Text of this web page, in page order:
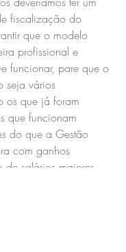
fiscalização do
que o modelo
profissional e
funcionar, pare que o
seja vários
os que já foram
que funcionam
do que a Gestão
com ganhos
salários maiores,